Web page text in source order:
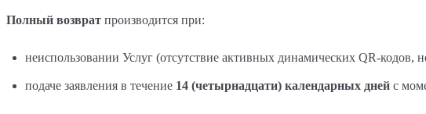
Полный возврат производится при:
неиспользовании Услуг (отсутствие активных динамических QR-
подаче заявления в течение 14 (четырнадцати) календарных дней с